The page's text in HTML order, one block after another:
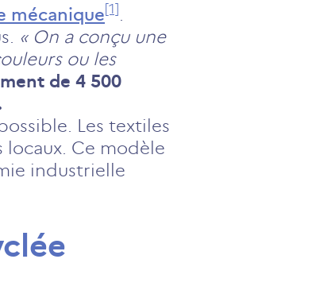
mécanique[1] .
« On a conçu une
ou les
de 4 500
Les textiles
locaux. Ce modèle
industrielle